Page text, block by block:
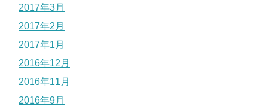
2017年3月
2017年2月
2017年1月
2016年12月
2016年11月
2016年9月